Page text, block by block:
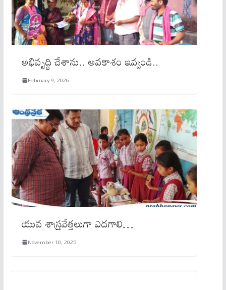
అభివృద్ధి చేశాను.. అవకాశం ఇవ్వండి..
February 9, 2026
యువ శాస్ర్త‌వేత్త‌లుగా ఎద‌గాలి…
November 10, 2025